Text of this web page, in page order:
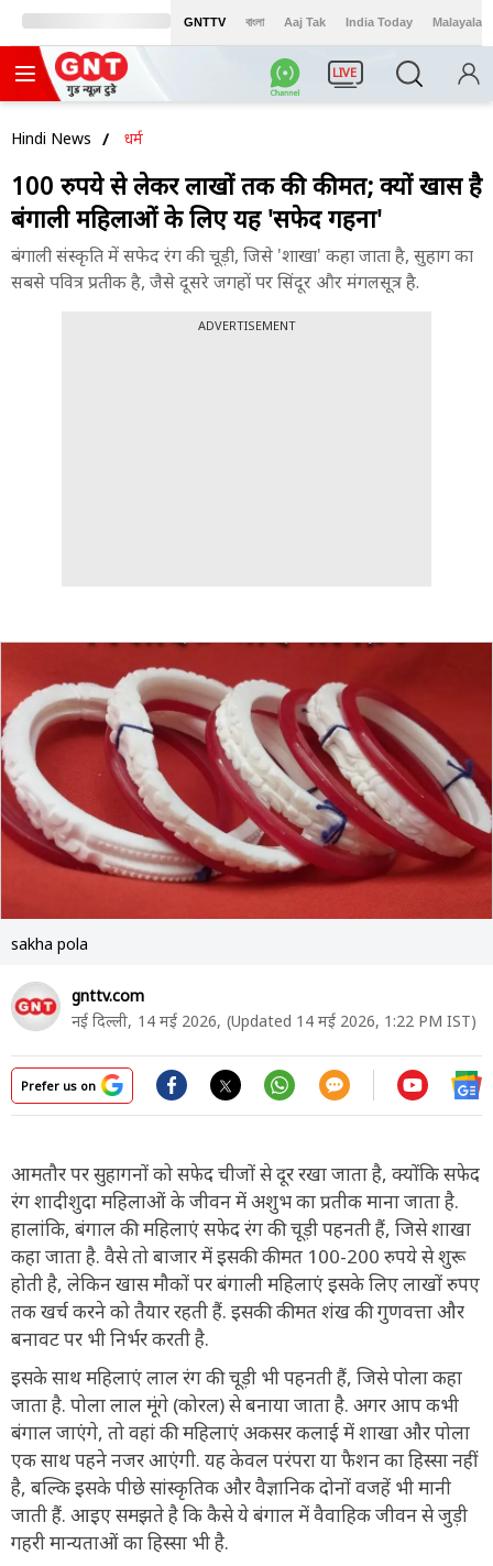
GNTTV বাংলা Aaj Tak India Today Malayalam
LIVE
Hindi News धर्म
100 रुपये से लेकर लाखों तक की कीमत; क्यों खास है
बंगाली महिलाओं के लिए यह 'सफेद गहना'
बंगाली संस्कृति में सफेद रंग की चूड़ी, जिसे 'शाखा' कहा जाता है, सुहाग का
सबसे पवित्र प्रतीक है, जैसे दूसरे जगहों पर सिंदूर और मंगलसूत्र है.
ADVERTISEMENT
sakha pola
gnttv.com
नई दिल्ली, 14 मई 2026, (Updated 14 मई 2026, 1:22 PM IST)
Prefer us on
आमतौर पर सुहागनों को सफेद चीजों से दूर रखा जाता है, क्योंकि सफेद
रंग शादीशुदा महिलाओं के जीवन में अशुभ का प्रतीक माना जाता है.
हालांकि, बंगाल की महिलाएं सफेद रंग की चूड़ी पहनती हैं, जिसे शाखा
कहा जाता है. वैसे तो बाजार में इसकी कीमत 100-200 रुपये से शुरू
होती है, लेकिन खास मौकों पर बंगाली महिलाएं इसके लिए लाखों रुपए
तक खर्च करने को तैयार रहती हैं. इसकी कीमत शंख की गुणवत्ता और
बनावट पर भी निर्भर करती है.
इसके साथ महिलाएं लाल रंग की चूड़ी भी पहनती हैं, जिसे पोला कहा
जाता है. पोला लाल मूंगे (कोरल) से बनाया जाता है. अगर आप कभी
बंगाल जाएंगे, तो वहां की महिलाएं अकसर कलाई में शाखा और पोला
एक साथ पहने नजर आएंगी. यह केवल परंपरा या फैशन का हिस्सा नहीं
है, बल्कि इसके पीछे सांस्कृतिक और वैज्ञानिक दोनों वजहें भी मानी
जाती हैं. आइए समझते है कि कैसे ये बंगाल में वैवाहिक जीवन से जुड़ी
गहरी मान्यताओं का हिस्सा भी है.